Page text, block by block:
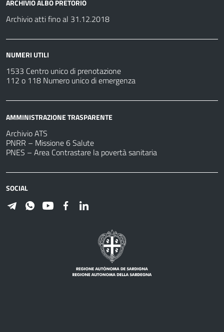
ARCHIVIO ALBO PRETORIO
Archivio atti fino al 31.12.2018
NUMERI UTILI
1533 Centro unico di prenotazione
112 o 118 Numero unico di emergenza
AMMINISTRAZIONE TRASPARENTE
Archivio ATS
PNRR – Missione 6 Salute
PNES – Area Contrastare la povertà sanitaria
SOCIAL